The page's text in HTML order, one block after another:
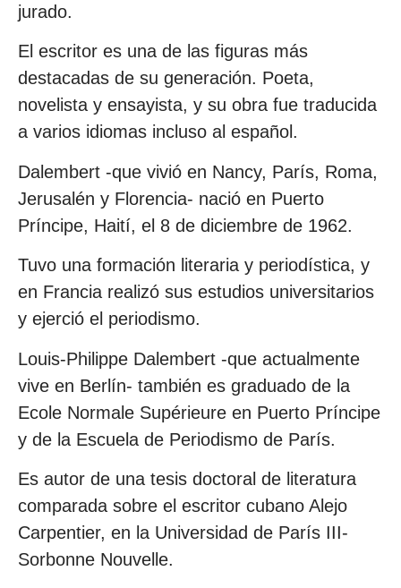
jurado.
El escritor es una de las figuras más
destacadas de su generación. Poeta,
novelista y ensayista, y su obra fue traducida
a varios idiomas incluso al español.
Dalembert -que vivió en Nancy, París, Roma,
Jerusalén y Florencia- nació en Puerto
Príncipe, Haití, el 8 de diciembre de 1962.
Tuvo una formación literaria y periodística, y
en Francia realizó sus estudios universitarios
y ejerció el periodismo.
Louis-Philippe Dalembert -que actualmente
vive en Berlín- también es graduado de la
Ecole Normale Supérieure en Puerto Príncipe
y de la Escuela de Periodismo de París.
Es autor de una tesis doctoral de literatura
comparada sobre el escritor cubano Alejo
Carpentier, en la Universidad de París III-
Sorbonne Nouvelle.